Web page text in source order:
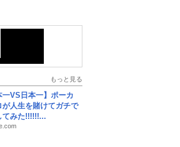
もっと見る
一VS日本一】ポーカ
が人生を賭けてガチで
てみた!!!!!!...